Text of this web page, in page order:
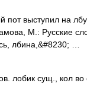
выступил на
М.: Русские
лбина,&#8230; …
лобик сущ., кол